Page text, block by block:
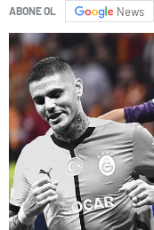
ABONE OL News